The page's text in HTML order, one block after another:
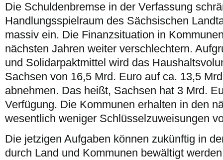
Die Schuldenbremse in der Verfassung
Handlungsspielraum des Sächsischen
massiv ein. Die Finanzsituation in
nächsten Jahren weiter verschlechtern.
und Solidarpaktmittel wird das
Sachsen von 16,5 Mrd. Euro auf ca. 13,5
abnehmen. Das heißt, Sachsen hat 3 Mrd.
Verfügung. Die Kommunen erhalten in den
wesentlich weniger Schlüsselzuweisungen
Die jetzigen Aufgaben können zukünftig in
durch Land und Kommunen bewältigt